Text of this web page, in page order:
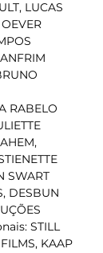
RABELO
SWART
KAAP